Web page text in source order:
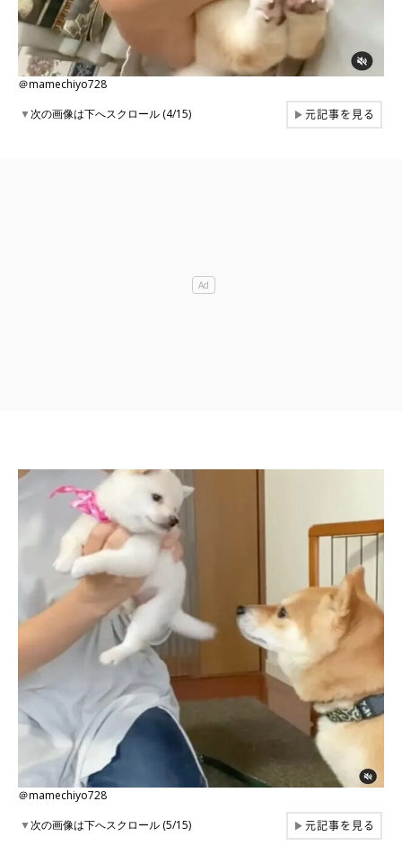
＠mamechiyo728
▼次の画像は下へスクロール (4/15) ▶元記事を見る
＠mamechiyo728
▼次の画像は下へスクロール (5/15) ▶元記事を見る